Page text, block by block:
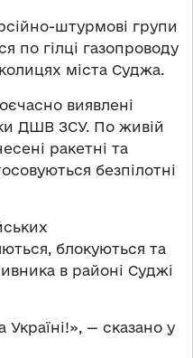
штурмові групи
по гілці газопроводу
міста Суджа.
виявлені
ДШВ ЗСУ. По живій
ракетні та
безпілотні
блокуються та
в районі Суджі
— сказано у